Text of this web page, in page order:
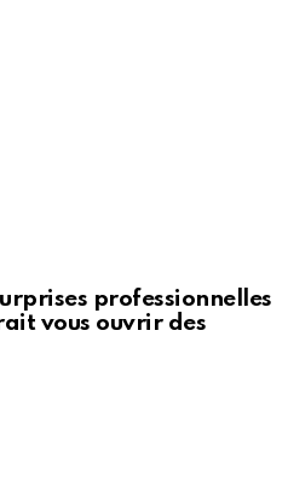
professionnelles
vous ouvrir des